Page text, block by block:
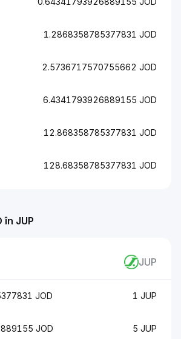
1.2868358785377831 JOD
2.5736717570755662 JOD
6.4341793926889155 JOD
12.868358785377831 JOD
128.68358785377831 JOD
în JUP
JUP
JOD 1 JUP
JOD 5 JUP